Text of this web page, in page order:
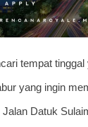
tempat
yang ingin
Datuk